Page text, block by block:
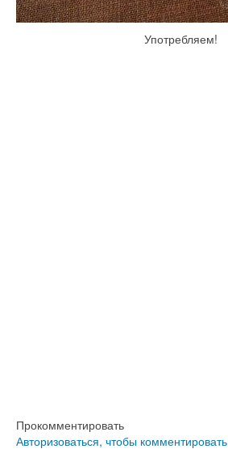
Употребляем!
Прокомментировать
Авторизоваться, чтобы комментировать